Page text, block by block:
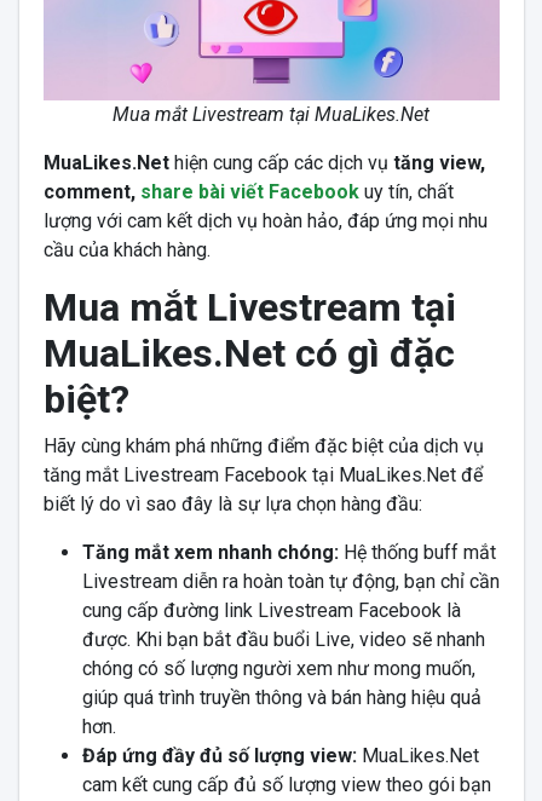
Mua mắt Livestream tại MuaLikes.Net
MuaLikes.Net hiện cung cấp các dịch vụ tăng view,
comment, share bài viết Facebookuy tín, chất
lượng với cam kết dịch vụ hoàn hảo, đáp ứng mọi nhu
cầu của khách hàng.
Mua mắt Livestream tại
MuaLikes.Net có gì đặc
biệt?
Hãy cùng khám phá những điểm đặc biệt của dịch vụ
tăng mắt Livestream Facebook tại MuaLikes.Net để
biết lý do vì sao đây là sự lựa chọn hàng đầu:
Tăng mắt xem nhanh chóng: Hệ thống buff mắt
Livestream diễn ra hoàn toàn tự động, bạn chỉ cần
cung cấp đường link Livestream Facebook là
được. Khi bạn bắt đầu buổi Live, video sẽ nhanh
chóng có số lượng người xem như mong muốn,
giúp quá trình truyền thông và bán hàng hiệu quả
hơn.
Đáp ứng đầy đủ số lượng view: MuaLikes.Net
cam kết cung cấp đủ số lượng view theo gói bạn